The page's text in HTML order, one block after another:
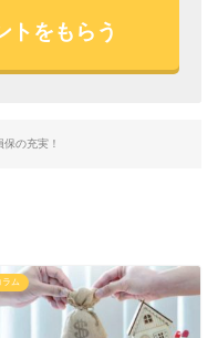
トをもらう
保の充実！
ラム